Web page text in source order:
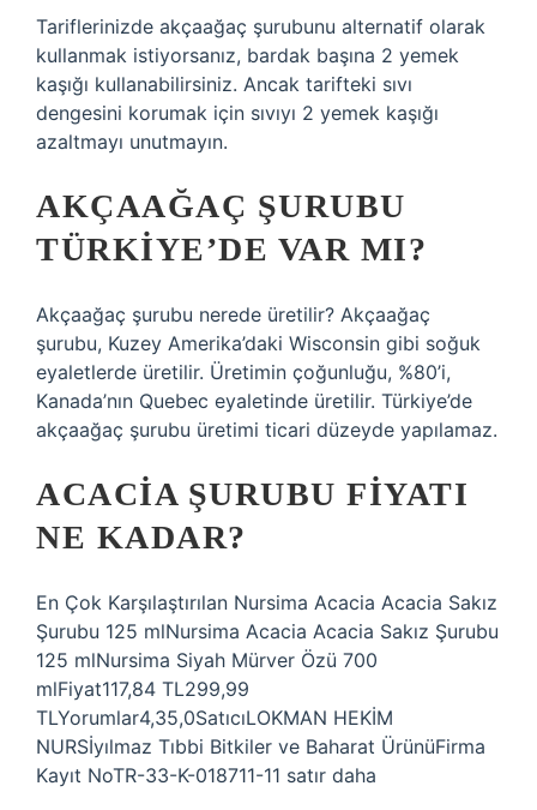
Tariflerinizde akçaağaç şurubunu alternatif olarak
kullanmak istiyorsanız, bardak başına 2 yemek
kaşığı kullanabilirsiniz. Ancak tarifteki sıvı
dengesini korumak için sıvıyı 2 yemek kaşığı
azaltmayı unutmayın.
AKÇAAĞAÇ ŞURUBU
TÜRKIYE’DE VAR MI?
Akçaağaç şurubu nerede üretilir? Akçaağaç
şurubu, Kuzey Amerika’daki Wisconsin gibi soğuk
eyaletlerde üretilir. Üretimin çoğunluğu, %80’i,
Kanada’nın Quebec eyaletinde üretilir. Türkiye’de
akçaağaç şurubu üretimi ticari düzeyde yapılamaz.
ACACIA ŞURUBU FIYATI
NE KADAR?
En Çok Karşılaştırılan Nursima Acacia Acacia Sakız
Şurubu 125 mlNursima Acacia Acacia Sakız Şurubu
125 mlNursima Siyah Mürver Özü 700
mlFiyat117,84 TL299,99
TLYorumlar4,35,0SatıcıLOKMAN HEKİM
NURSİyılmaz Tıbbi Bitkiler ve Baharat ÜrünüFirma
Kayıt NoTR-33-K-018711-11 satır daha